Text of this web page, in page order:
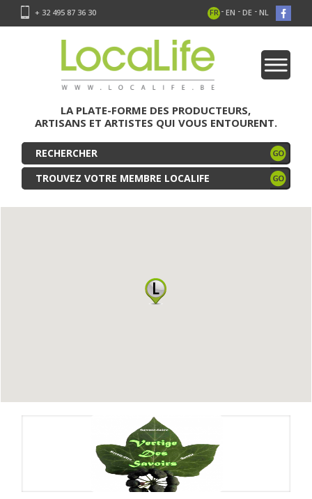
+ 32 495 87 36 30 FR - EN - DE - NL
LA PLATE-FORME DES PRODUCTEURS,
ARTISANS ET ARTISTES QUI VOUS ENTOURENT.
TROUVEZ VOTRE MEMBRE LOCALIFE